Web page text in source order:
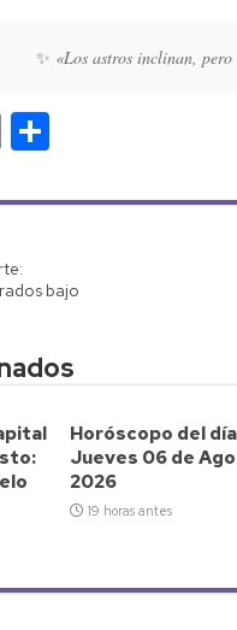
✨ «Los astros inclinan,
E
m
ail m
ar
bajo
Horóscopo del
Jueves 06 de
2026
19 horas antes